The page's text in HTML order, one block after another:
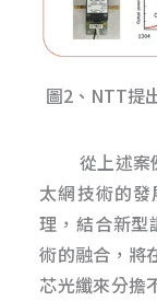
圖2、NTT提
從上述案例
太網技術的
理，結合新型
術的融合，將
芯光纖來分擔